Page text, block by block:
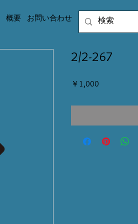
概要 お問い合わせ
2/2-267
￥1,000